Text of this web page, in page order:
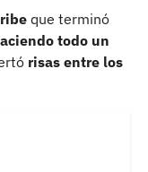
que terminó
todo un
risas entre los